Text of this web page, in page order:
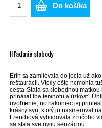
Do košíka
Hľadanie slobody
Erin sa zamilovala do jedla už
reštaurácii. Vtedy ešte nemohla
cesta. Stala sa slobodnou
prinášal iba temnotu a úzkosť.
uvoľnenie, no nakoniec jej
krásny syn, ktorý ju nasmeroval
Frenchová vybudovala z ničoho
sa stala svetovou senzáciou.